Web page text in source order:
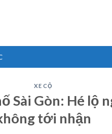
XE CỘ
Sài Gòn: Hé lộ
tới nhận